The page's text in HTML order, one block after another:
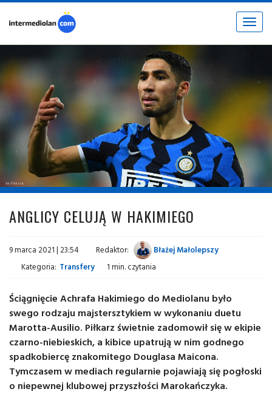
Toggle
fot. © inter.it
ANGLICY CELUJĄ W HAKIMIEGO
9 marca 2021 | 23:54 Redaktor:
Błażej Małolepszy
Kategoria: Transfery 1 min. czytania
Ściągnięcie Achrafa Hakimiego do Mediolanu było
swego rodzaju majstersztykiem w wykonaniu duetu
Marotta-Ausilio. Piłkarz świetnie zadomowił się w ekipie
czarno-niebieskich, a kibice upatrują w nim godnego
spadkobiercę znakomitego Douglasa Maicona.
Tymczasem w mediach regularnie pojawiają się pogłoski
o niepewnej klubowej przyszłości Marokańczyka.